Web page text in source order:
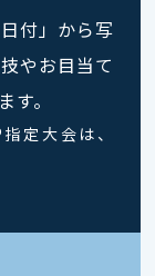
付」から写
やお目当て
。
定大会は、